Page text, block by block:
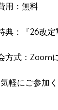
用：無料
典：『26改定
方式：
軽にご参加く